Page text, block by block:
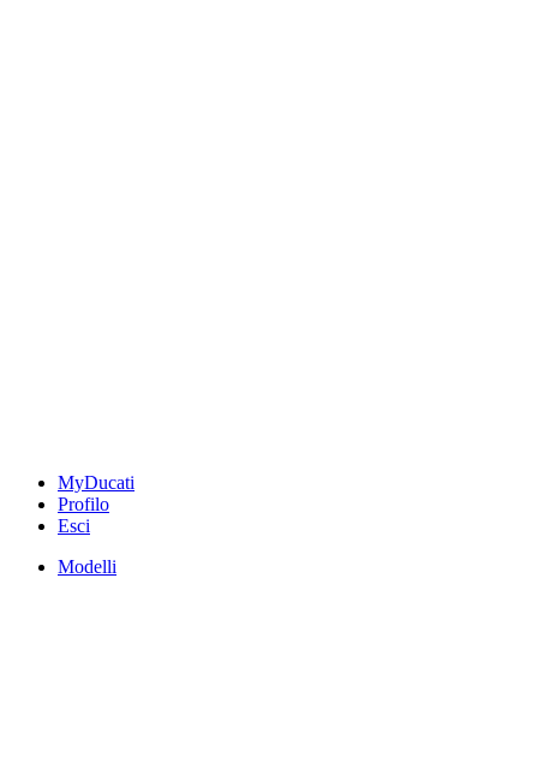
MyDucati
Profilo
Esci
Modelli